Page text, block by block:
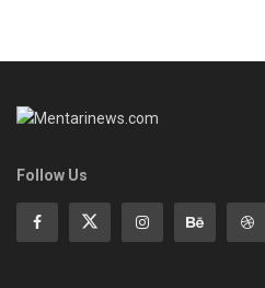
Follow Us